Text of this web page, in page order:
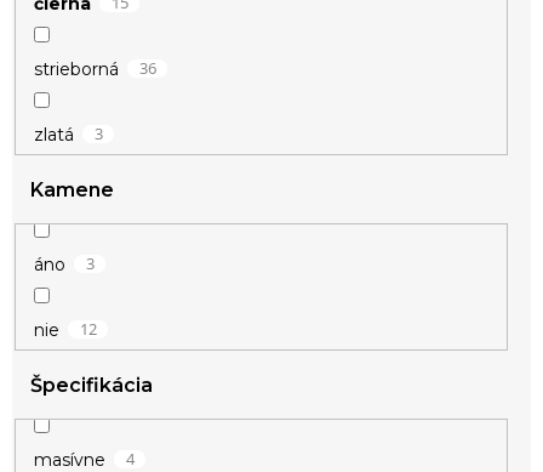
strieborná 36
zlatá 3
Kamene
áno 3
nie 12
Špecifikácia
masívne 4